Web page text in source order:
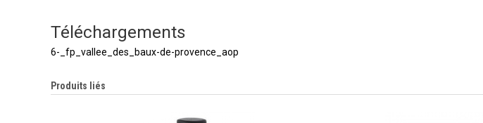
Téléchargements
6-_fp_vallee_des_baux-de-provence_aop
Produits liés